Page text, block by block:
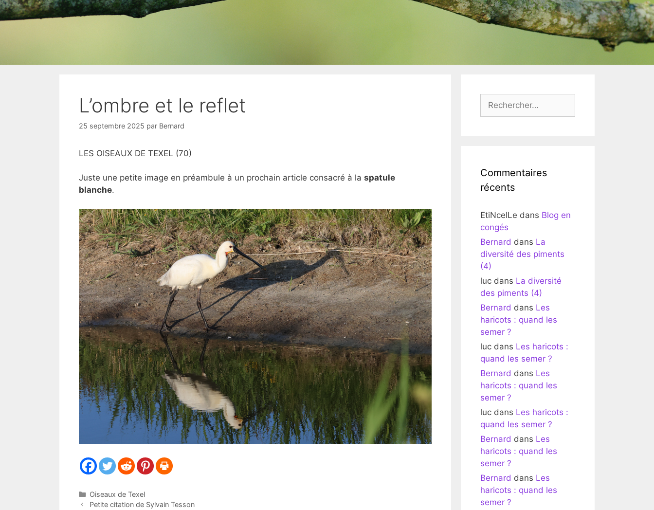
L’ombre et le reflet
25 septembre 2025 par Bernard
LES OISEAUX DE TEXEL (70)
Juste une petite image en préambule à un prochain article consacré à la spatule
blanche.
Catégories
Oiseaux de Texel
Petite citation de Sylvain Tesson
Commentaires
récents
EtiNcelLe dans Blog en
congés
Bernard dans La
diversité des piments
(4)
luc dans La diversité
des piments (4)
Bernard dans Les
haricots : quand les
semer ?
luc dans Les haricots :
quand les semer ?
Bernard dans Les
haricots : quand les
semer ?
luc dans Les haricots :
quand les semer ?
Bernard dans Les
haricots : quand les
semer ?
Bernard dans Les
haricots : quand les
semer ?